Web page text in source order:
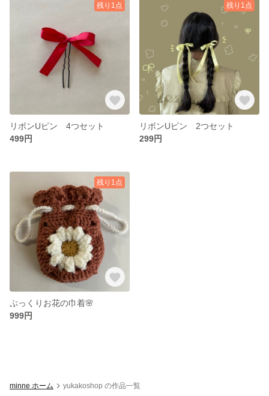
残り1点
リボンUピン 4つセット
499円
残り1点
リボンUピン 2つセット
299円
残り1点
ぷっくりお花の巾着🌸
999円
minne ホーム yukakoshop の作品一覧